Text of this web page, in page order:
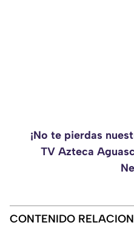
¡No te pierdas
TV Azteca
CONTENIDO